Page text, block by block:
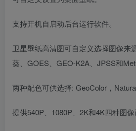
支持开机自启动后台运行软件。
卫星壁纸高清图可自定义选择图像来
葵、GOES、GEO-K2A、JPSS和
两种配色可供选择: GeoColor，
提供540P、1080P、2K和4K四种图像